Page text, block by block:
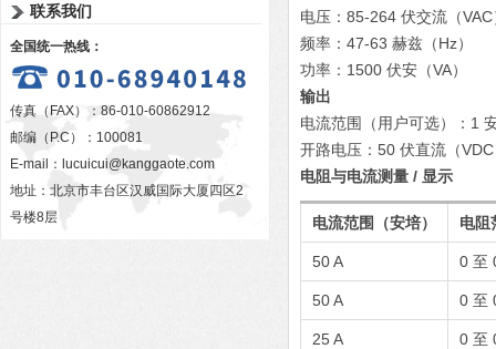
联系我们
全国统一热线：
传真（FAX）：86-010-60862912
邮编（P.C）：100081
E-mail： lucuicui@kanggaote.com
地址：北京市丰台区汉威国际大厦四区2
号楼8层
电压：85-264 伏交流（VAC
频率：47-63 赫兹（Hz）
功率：1500 伏安（VA）
输出
电流范围（用户可选）：1
开路电压：50 伏直流（
电阻与电流测量 / 显示
电流范围（安培） 电阻
50 A 0 至
50 A 0 至
25 A 0 至